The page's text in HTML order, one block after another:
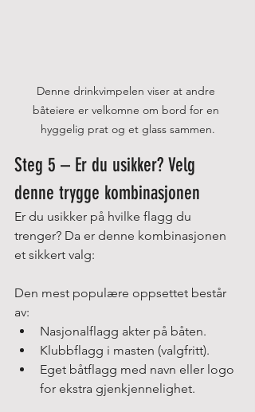
Denne drinkvimpelen viser at andre
båteiere er velkomne om bord for en
hyggelig prat og et glass sammen.
Steg 5 – Er du usikker? Velg
denne trygge kombinasjonen
Er du usikker på hvilke flagg du
trenger? Da er denne kombinasjonen
et sikkert valg:
Den mest populære oppsettet består
av:
Nasjonalflagg akter på båten.
Klubbflagg i masten (valgfritt).
Eget båtflagg med navn eller logo
for ekstra gjenkjennelighet.